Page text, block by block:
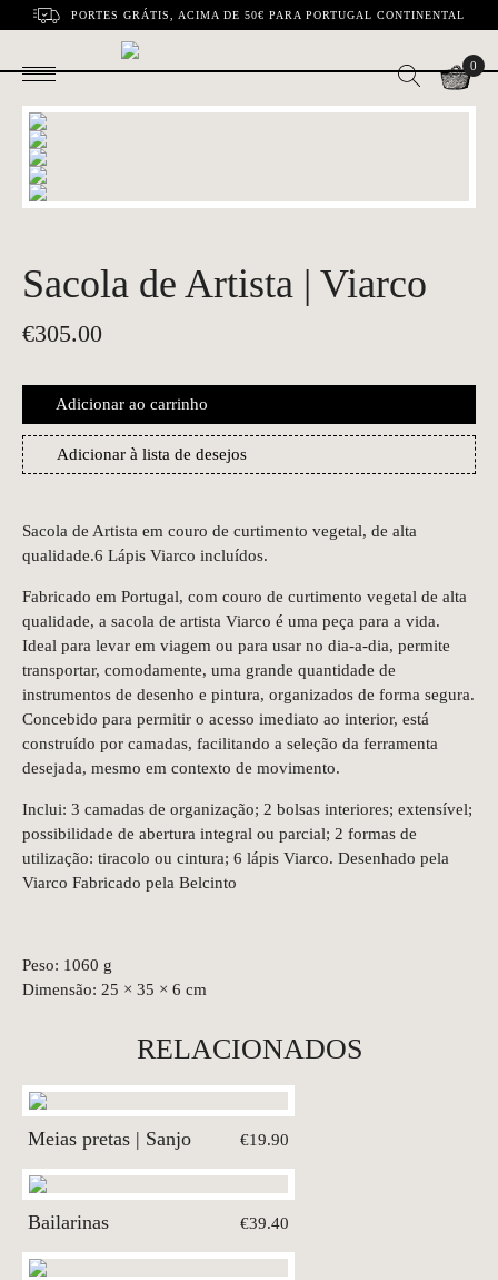
PORTES GRÁTIS, ACIMA DE 50€ PARA PORTUGAL CONTINENTAL
0
Sacola de Artista | Viarco
€305.00
Adicionar ao carrinho
Adicionar à lista de desejos
Sacola de Artista em couro de curtimento vegetal, de alta
qualidade.6 Lápis Viarco incluídos.
Fabricado em Portugal, com couro de curtimento vegetal de alta
qualidade, a sacola de artista Viarco é uma peça para a vida.
Ideal para levar em viagem ou para usar no dia-a-dia, permite
transportar, comodamente, uma grande quantidade de
instrumentos de desenho e pintura, organizados de forma segura.
Concebido para permitir o acesso imediato ao interior, está
construído por camadas, facilitando a seleção da ferramenta
desejada, mesmo em contexto de movimento.
Inclui: 3 camadas de organização; 2 bolsas interiores; extensível;
possibilidade de abertura integral ou parcial; 2 formas de
utilização: tiracolo ou cintura; 6 lápis Viarco. Desenhado pela
Viarco Fabricado pela Belcinto
Peso: 1060 g
Dimensão: 25 × 35 × 6 cm
RELACIONADOS
Meias pretas | Sanjo €19.90
Bailarinas €39.40